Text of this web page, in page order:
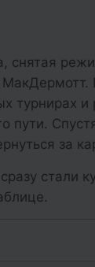
снятая
турнирах
пути.
за
стали